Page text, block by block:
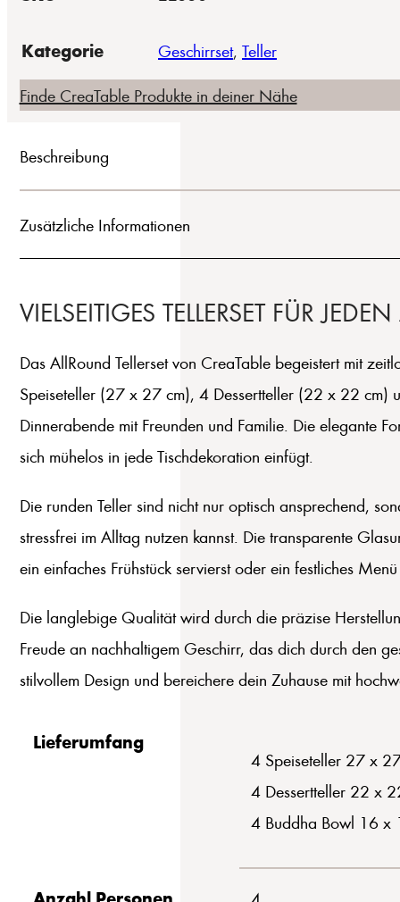
Kategorie Geschirrset, Teller
Finde CreaTable Produkte in deiner Nähe
Beschreibung
Zusätzliche Informationen
VIELSEITIGES TELLERSET FÜR
Das AllRound Tellerset von CreaTable begeistert mit
Speiseteller (27 x 27 cm), 4 Dessertteller (22 x 22 cm)
Dinnerabende mit Freunden und Familie. Die elegante
sich mühelos in jede Tischdekoration einfügt.
Die runden Teller sind nicht nur optisch ansprechend,
stressfrei im Alltag nutzen kannst. Die transparente
ein einfaches Frühstück servierst oder ein festliches
Die langlebige Qualität wird durch die präzise
Freude an nachhaltigem Geschirr, das dich durch den
stilvollem Design und bereichere dein Zuhause mit
Lieferumfang
4 Speiseteller 27 x
4 Dessertteller 22 x
4 Buddha Bowl 16